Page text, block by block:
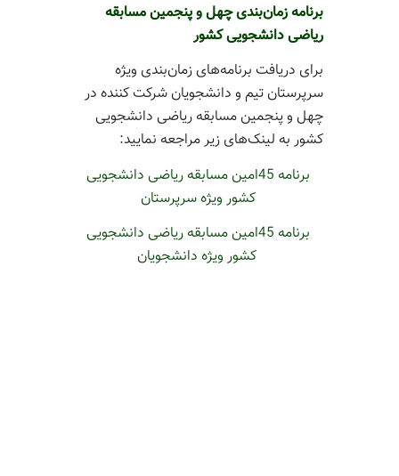
برنامه زمان‌بندی چهل و پنجمین مسابقه
ریاضی دانشجویی کشور
برای دریافت برنامه‌های زمان‌بندی ویژه
سرپرستان تیم و دانشجویان شرکت کننده در
چهل و پنجمین مسابقه ریاضی دانشجویی
کشور به لینک‌های زیر مراجعه نمایید:
برنامه 45امین مسابقه ریاضی دانشجویی
کشور ویژه سرپرستان
برنامه 45امین مسابقه ریاضی دانشجویی
کشور ویژه دانشجویان